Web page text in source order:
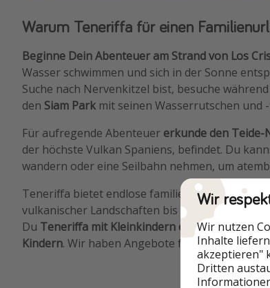
Warum Teneriffa für einen
Beginne Dein Abenteuer am Strand von Los
Wasser schwimmen und sich in der Sonne
Suche nach Nervenkitzel bist, besuche
den Siam Park mit seinen Wasserrutschen und
Für aufregende Abenteuer erkunde den
der höchste Vulkan Spaniens, befindet. Du
wandern oder eine Seilbahn nehmen, um
Teneriffa bietet endlose familienfreundliche
vulkanischer Landschaften bis hin zum Spaß in
Du Teneriffa mit Kleinkindern ebenso gut und
Kindern. Wir haben Angebote für einen
Wir
Wir nutzen
Inhalte
akzeptieren"
Dritten